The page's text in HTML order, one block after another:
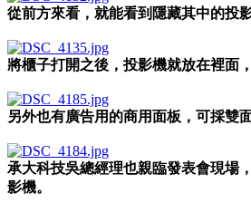
從前方來看，就能看到隱藏其中的投影
將櫃子打開之後，投影機就放在裡面
另外也有廣告用的商用面板，可採雙
承大科技吳總經理也親臨發表會現場
影機。